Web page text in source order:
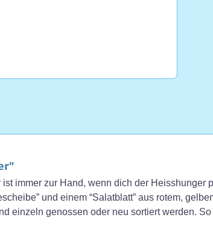
immer zur Hand, wenn dich der Heisshunger
und einem “Salatblatt” aus rotem,
einzeln genossen oder neu sortiert werden.